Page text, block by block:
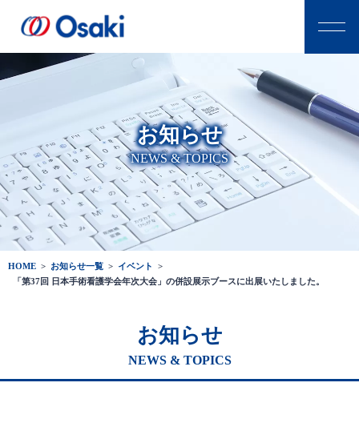
お知らせ
NEWS & TOPICS
HOME > お知らせ一覧 > イベント
>
「第37回 日本手術看護学会年次大会」の併設展示ブースに出展いたしました。
お知らせ
NEWS & TOPICS